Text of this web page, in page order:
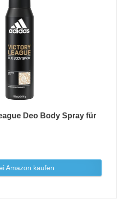
Deo Body Spray für
Amazon kaufen